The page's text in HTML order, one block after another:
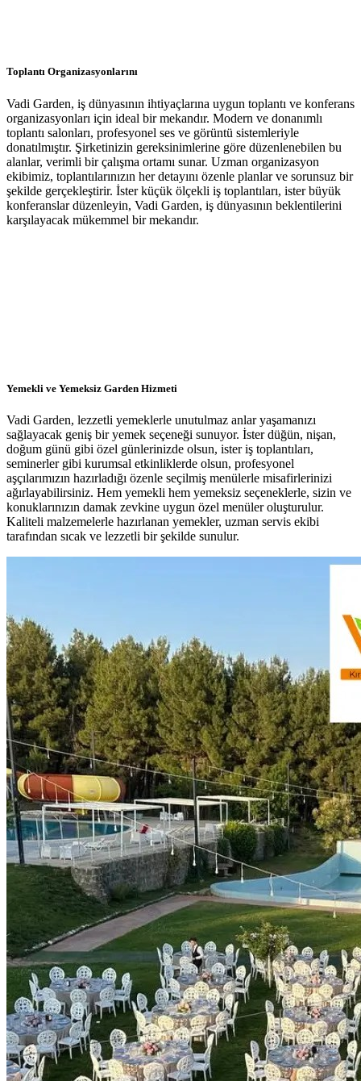
Toplantı Organizasyonlarını
Vadi Garden, iş dünyasının ihtiyaçlarına uygun toplantı ve konferans
organizasyonları için ideal bir mekandır. Modern ve donanımlı
toplantı salonları, profesyonel ses ve görüntü sistemleriyle
donatılmıştır. Şirketinizin gereksinimlerine göre düzenlenebilen bu
alanlar, verimli bir çalışma ortamı sunar. Uzman organizasyon
ekibimiz, toplantılarınızın her detayını özenle planlar ve sorunsuz bir
şekilde gerçekleştirir. İster küçük ölçekli iş toplantıları, ister büyük
konferanslar düzenleyin, Vadi Garden, iş dünyasının beklentilerini
karşılayacak mükemmel bir mekandır.
Yemekli ve Yemeksiz Garden Hizmeti
Vadi Garden, lezzetli yemeklerle unutulmaz anlar yaşamanızı
sağlayacak geniş bir yemek seçeneği sunuyor. İster düğün, nişan,
doğum günü gibi özel günlerinizde olsun, ister iş toplantıları,
seminerler gibi kurumsal etkinliklerde olsun, profesyonel
aşçılarımızın hazırladığı özenle seçilmiş menülerle misafirlerinizi
ağırlayabilirsiniz. Hem yemekli hem yemeksiz seçeneklerle, sizin ve
konuklarınızın damak zevkine uygun özel menüler oluşturulur.
Kaliteli malzemelerle hazırlanan yemekler, uzman servis ekibi
tarafından sıcak ve lezzetli bir şekilde sunulur.